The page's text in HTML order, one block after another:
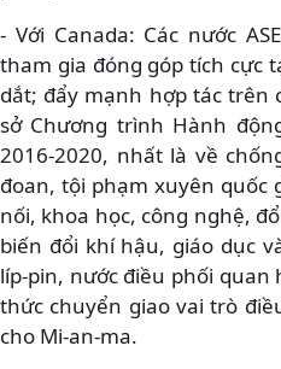
- Với Canada: Các nước
tham gia đóng góp tích cực
dắt; đẩy mạnh hợp tác trên
sở Chương trình Hành
2016-2020, nhất là về
đoan, tội phạm xuyên quốc
nối, khoa học, công nghệ,
biến đổi khí hậu, giáo dục
líp-pin, nước điều phối quan
thức chuyển giao vai trò
cho Mi-an-ma.